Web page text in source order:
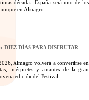
décadas. España será uno de los
en Almagro ...
DIEZ DÍAS PARA DISFRUTAR
Almagro volverá a convertirse en
intérpretes y amantes de la gran
edición del Festival ...